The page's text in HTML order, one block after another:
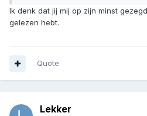
Ik denk dat jij mij op zijn minst
gelezen hebt.
Quote
Lekker